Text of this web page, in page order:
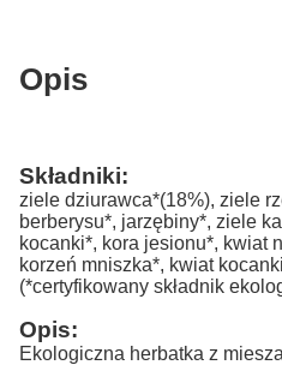
Opis
Składniki:
ziele dziurawca*(18%), ziele
berberysu*, jarzębiny*, ziele
kocanki*, kora jesionu*, kwiat
korzeń mniszka*, kwiat
(*certyfikowany składnik
Opis:
Ekologiczna herbatka z